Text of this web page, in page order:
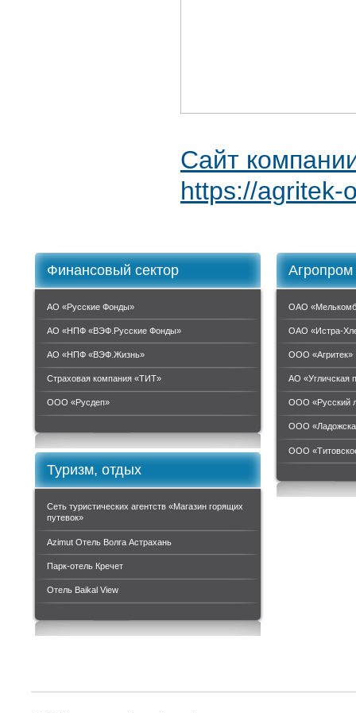
Сайт
https://agritek-
Финансовый сектор
АО «Русские Фонды»
АО «НПФ «ВЭФ.Русские Фонды»
АО «НПФ «ВЭФ.Жизнь»
Страховая компания «ТИТ»
ООО «Руcдеп»
Агропром
ОАО
ОАО «Истра-
ООО «Агритек»
АО «Угличская
ООО «Русский
ООО
ООО
Туризм, отдых
Сеть туристических агентств «Магазин горящих
путевок»
Azimut Отель Волга Астрахань
Парк-отель Кречет
Отель Baikal View